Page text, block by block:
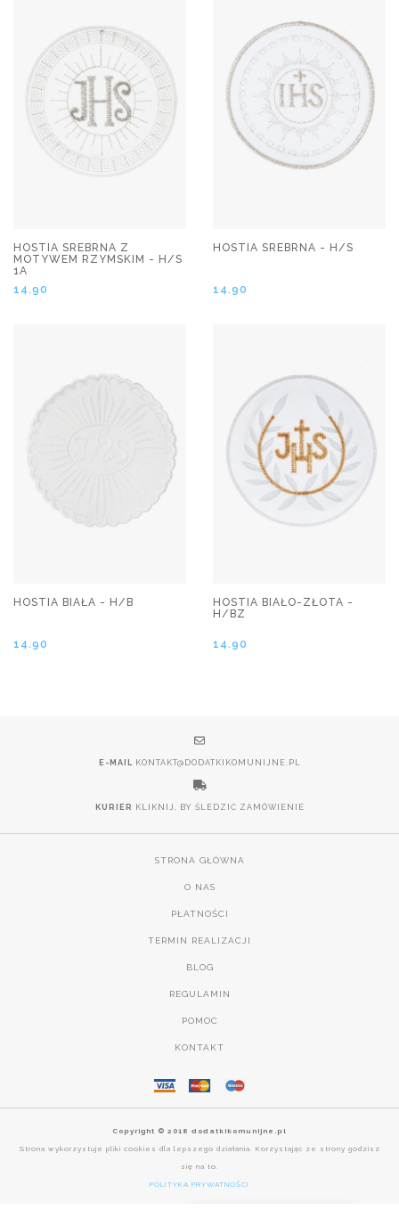
HOSTIA SREBRNA Z
MOTYWEM RZYMSKIM - H/S
1A
14.90
HOSTIA SREBRNA - H/S
14.90
HOSTIA BIAŁA - H/B
14.90
HOSTIA BIAŁO-ZŁOTA -
H/BZ
14.90
E-MAIL KONTAKT@DODATKIKOMUNIJNE.PL
KURIER KLIKNIJ, BY ŚLEDZIĆ ZAMÓWIENIE
STRONA GŁÓWNA
O NAS
PŁATNOŚCI
TERMIN REALIZACJI
BLOG
REGULAMIN
POMOC
KONTAKT
Copyright © 2018 dodatkikomunijne.pl
Strona wykorzystuje pliki cookies dla lepszego działania. Korzystając ze strony godzisz
się na to.
POLITYKA PRYWATNOŚCI